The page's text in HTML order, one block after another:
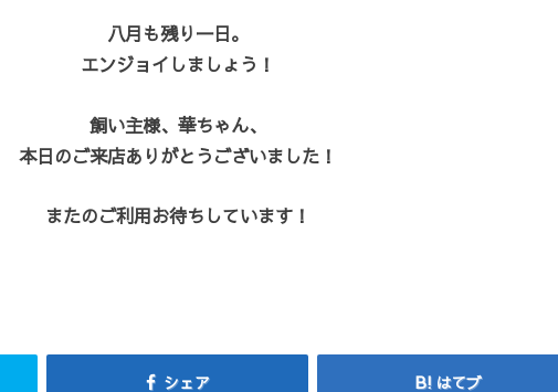
八月も残り一日。
エンジョイしましょう！
飼い主様、華ちゃん、
本日のご来店ありがとうございました！
またのご利用お待ちしています！
シェア はてブ